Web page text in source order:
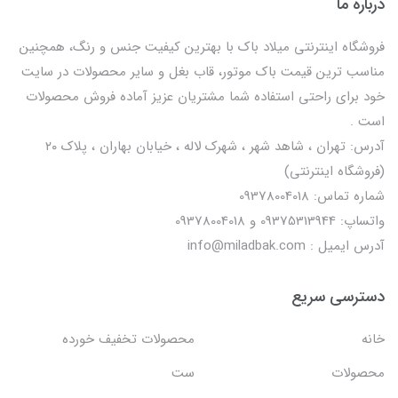
فروشگاه اینترنتی میلاد باک با بهترین کیفیت جنس و رنگ، همچنین
مناسب ترین قیمت باک موتور، قاب بغل و سایر محصولات در سایت
خود برای راحتی استفاده شما مشتریان عزیز آماده فروش محصولات
است .
آدرس: تهران ، شاهد شهر ، شهرک لاله ، خیابان بهاران ، پلاک ۲۰
(فروشگاه اینترنتی)
شماره تماس: 09378004018
واتساپ: 09375313944 و 09378004018
آدرس ایمیل : info@miladbak.com
دسترسی سریع
خانه
محصولات تخفیف خورده
محصولات
ست